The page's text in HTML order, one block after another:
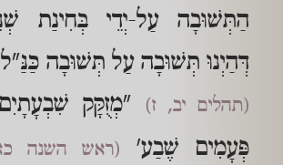
הַתְּשׁוּבָה עַל-יְדֵי בְּחִינַת
דְּהַיְנוּ תְּשׁוּבָה עַל תְּשׁוּבָה
(תהלים יב, ז)
"מְזֻקָּק
פְּעָמִים שֶׁבַע'
(ראש השנה